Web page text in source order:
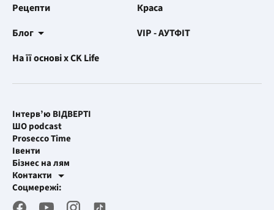
Рецепти
Краса
Блог
VIP - АУТФІТ
На її основі x CK Life
Інтерв’ю ВІДВЕРТІ
ШО podcast
Prosecco Time
Івенти
Бізнес на лям
Контакти
Рекламні інтеграції
Робоча пошта
Соцмережі: